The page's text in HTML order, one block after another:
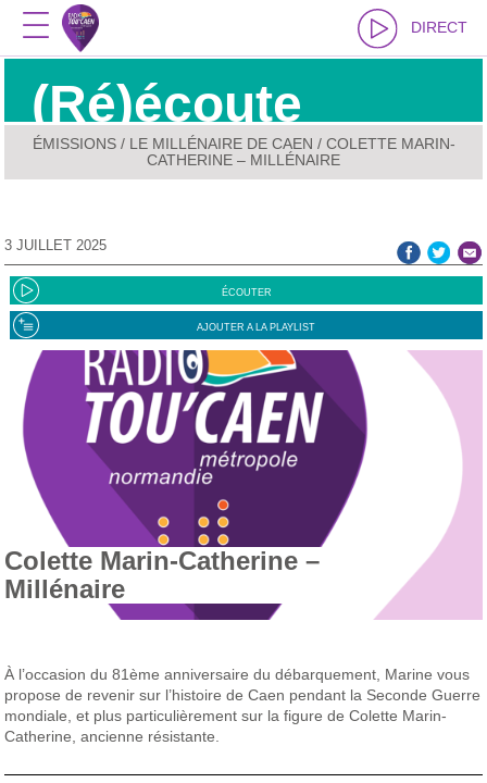
DIRECT
(Ré)écoute
ÉMISSIONS/ LE MILLÉNAIRE DE CAEN / COLETTE MARIN-
CATHERINE – MILLÉNAIRE
3 JUILLET 2025
ÉCOUTER
AJOUTER A LA PLAYLIST
Colette Marin-Catherine –
Millénaire
À l’occasion du 81ème anniversaire du débarquement, Marine vous
propose de revenir sur l’histoire de Caen pendant la Seconde Guerre
mondiale, et plus particulièrement sur la figure de Colette Marin-
Catherine, ancienne résistante.